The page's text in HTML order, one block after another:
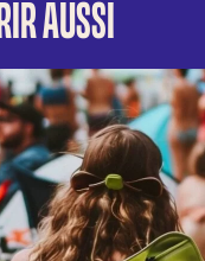
AUSSI